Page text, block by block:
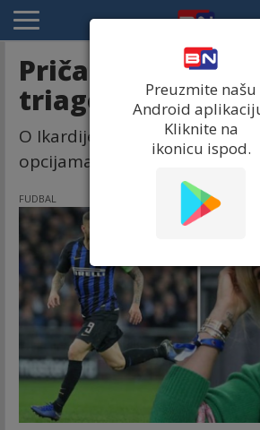
Priča: Mauritov
triagonal...
O Ikardijevoj budućnosti i
opcijama. . .
FUDBAL
Preuzmite našu
Android
Kliknite na
ikonicu ispod.